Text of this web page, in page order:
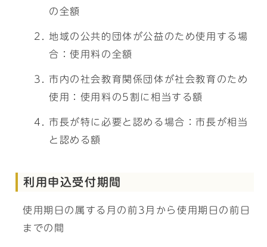
の全額
地域の公共的団体が公益のため使用する場
合：使用料の全額
市内の社会教育関係団体が社会教育のため
使用：使用料の5割に相当する額
市長が特に必要と認める場合：市長が相当
と認める額
利用申込受付期間
使用期日の属する月の前3月から使用期日の前日
までの間